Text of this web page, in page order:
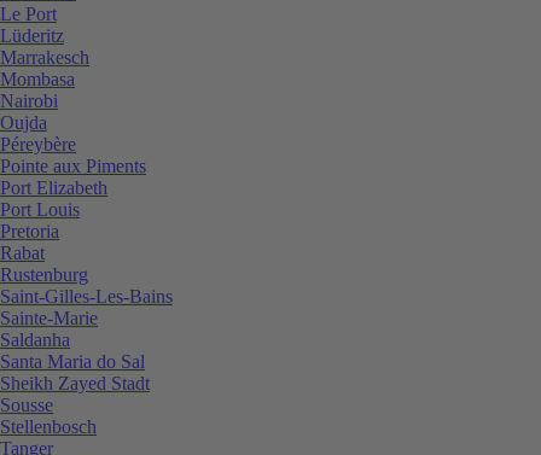
Le Port
Lüderitz
Marrakesch
Mombasa
Nairobi
Oujda
Péreybère
Pointe aux Piments
Port Elizabeth
Port Louis
Pretoria
Rabat
Rustenburg
Saint-Gilles-Les-Bains
Sainte-Marie
Saldanha
Santa Maria do Sal
Sheikh Zayed Stadt
Sousse
Stellenbosch
Tanger